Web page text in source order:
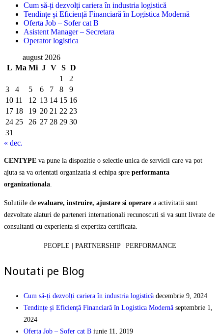
Cum să-ți dezvolți cariera în industria logistică
Tendințe și Eficiență Financiară în Logistica Modernă
Oferta Job – Sofer cat B
Asistent Manager – Secretara
Operator logistica
august 2026
L Ma Mi J V S D
1
2
3
4 5 6 7 8
9
10 11 12 13 14 15 16
17 18 19 20 21 22 23
24 25 26 27 28 29 30
31
« dec.
CENTYPE va pune la dispozitie o selectie unica de servicii care va pot
ajuta sa va orientati organizatia si echipa spre performanta
organizationala
Solutiile de evaluare, instruire, ajustare si operare a activitatii sunt
dezvoltate alaturi de parteneri internationali recunoscuti si va sunt livrate de
consultanti cu experienta si expertiza certificata.
PEOPLE | PARTNERSHIP | PERFORMANCE
Noutati pe Blog
Cum să-ți dezvolți cariera în industria logistică decembrie 9, 2024
Tendințe și Eficiență Financiară în Logistica Modernă septembrie 1,
2024
Oferta Job – Sofer cat B iunie 11, 2019